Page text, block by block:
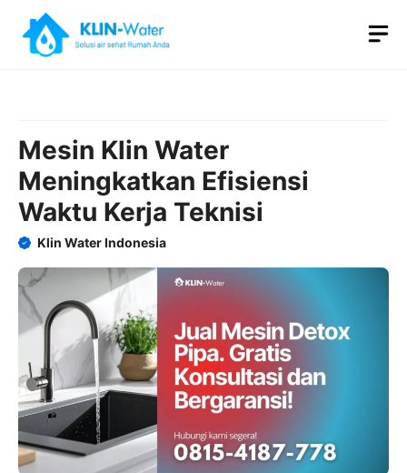
content
Mesin Klin Water
Meningkatkan Efisiensi
Waktu Kerja Teknisi
Klin Water Indonesia